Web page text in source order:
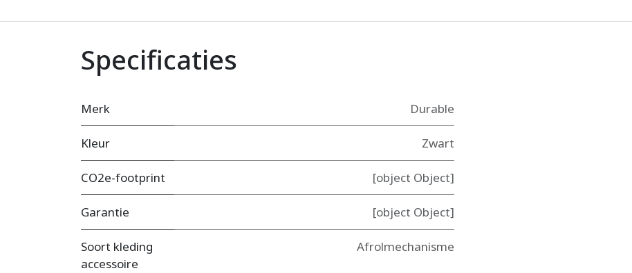
Specificaties
Merk Durable
Kleur Zwart
CO2e-footprint [object Object]
Garantie [object Object]
Soort kleding
accessoire
Afrolmechanisme